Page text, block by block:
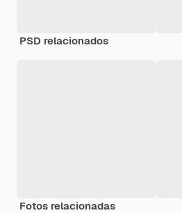
PSD relacionados
Fotos relacionadas